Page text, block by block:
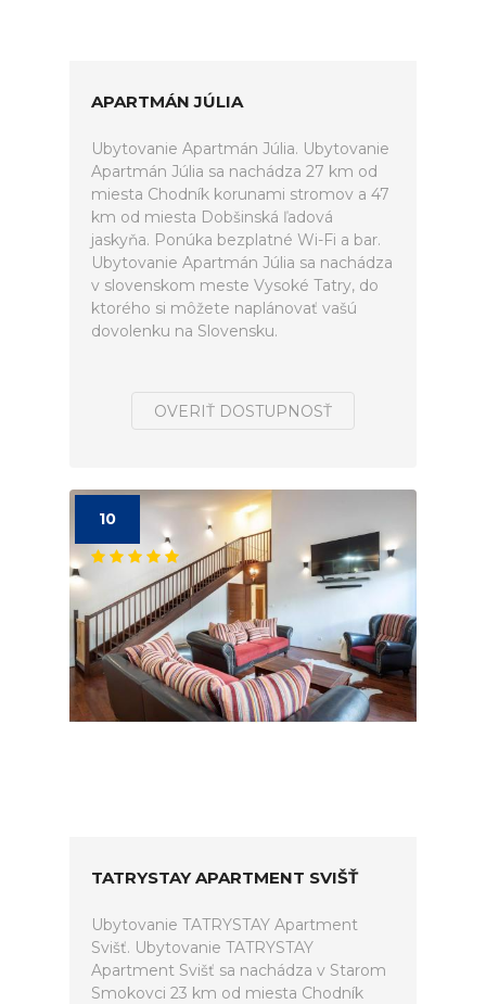
APARTMÁN JÚLIA
Ubytovanie Apartmán Júlia. Ubytovanie
Apartmán Júlia sa nachádza 27 km od
miesta Chodník korunami stromov a 47
km od miesta Dobšinská ľadová
jaskyňa. Ponúka bezplatné Wi-Fi a bar.
Ubytovanie Apartmán Júlia sa nachádza
v slovenskom meste Vysoké Tatry, do
ktorého si môžete naplánovať vašú
dovolenku na Slovensku.
OVERIŤ DOSTUPNOSŤ
10
TATRYSTAY APARTMENT SVIŠŤ
Ubytovanie TATRYSTAY Apartment
Svišť. Ubytovanie TATRYSTAY
Apartment Svišť sa nachádza v Starom
Smokovci 23 km od miesta Chodník